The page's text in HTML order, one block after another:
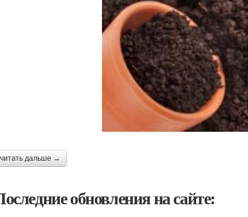
читать дальше →
обновления на сайте: